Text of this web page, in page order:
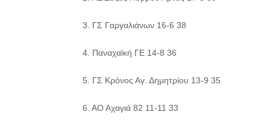
3. ΓΣ Γαργαλιάνων 16-6 38
4. Παναχαϊκή ΓΕ 14-8 36
5. ΓΣ Κρόνος Αγ. Δημητρίου 13-9 35
6. ΑΟ Αχαγιά 82 11-11 33